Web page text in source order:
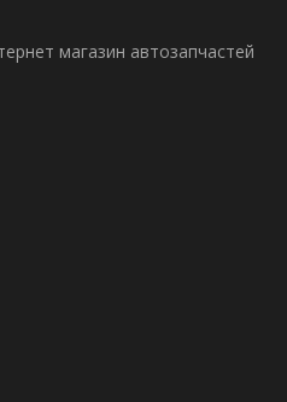
магазин автозапчастей